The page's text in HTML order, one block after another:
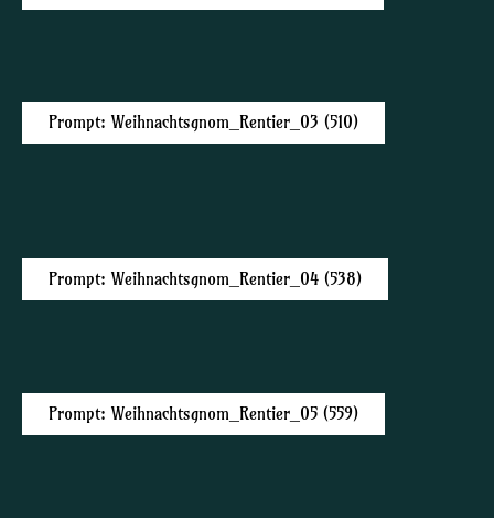
Prompt: Weihnachtsgnom_Rentier_03 (510)
Prompt: Weihnachtsgnom_Rentier_04 (538)
Prompt: Weihnachtsgnom_Rentier_05 (559)